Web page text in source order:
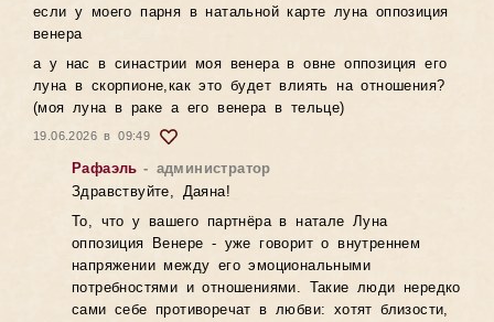
если у моего парня в натальной карте луна оппозиция
венера
а у нас в синастрии моя венера в овне оппозиция его
луна в скорпионе,как это будет влиять на отношения?
(моя луна в раке а его венера в тельце)
19.06.2026 в 09:49
Рафаэль - администратор
Здравствуйте, Даяна!
То, что у вашего партнёра в натале Луна
оппозиция Венере - уже говорит о внутреннем
напряжении между его эмоциональными
потребностями и отношениями. Такие люди нередко
сами себе противоречат в любви: хотят близости,